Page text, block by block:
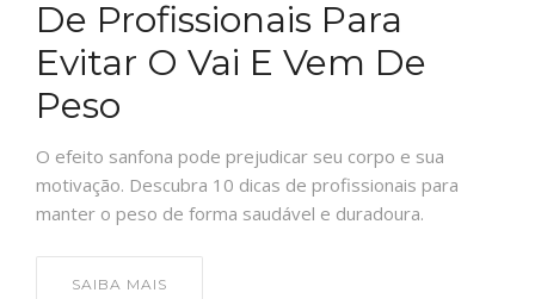
De Profissionais Para
Evitar O Vai E Vem De
Peso
O efeito sanfona pode prejudicar seu corpo e sua
motivação. Descubra 10 dicas de profissionais para
manter o peso de forma saudável e duradoura.
SAIBA MAIS